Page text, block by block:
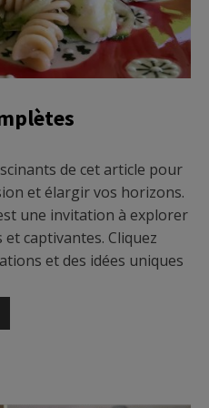
de cet article pour
et élargir vos horizons.
une invitation à explorer
captivantes. Cliquez
et des idées uniques